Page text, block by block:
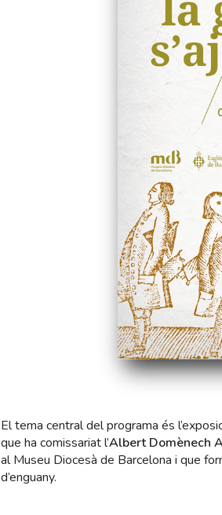
El tema central del programa és
que ha comissariat l’Albert Domènech
al Museu Diocesà de Barcelona i que
d’enguany.